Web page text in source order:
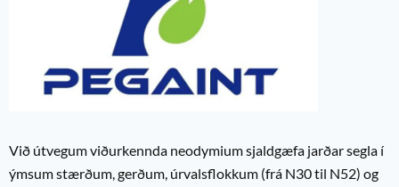
Við útvegum viðurkennda neodymium sjaldgæfa jarðar segla í
ýmsum stærðum, gerðum, úrvalsflokkum (frá N30 til N52) og